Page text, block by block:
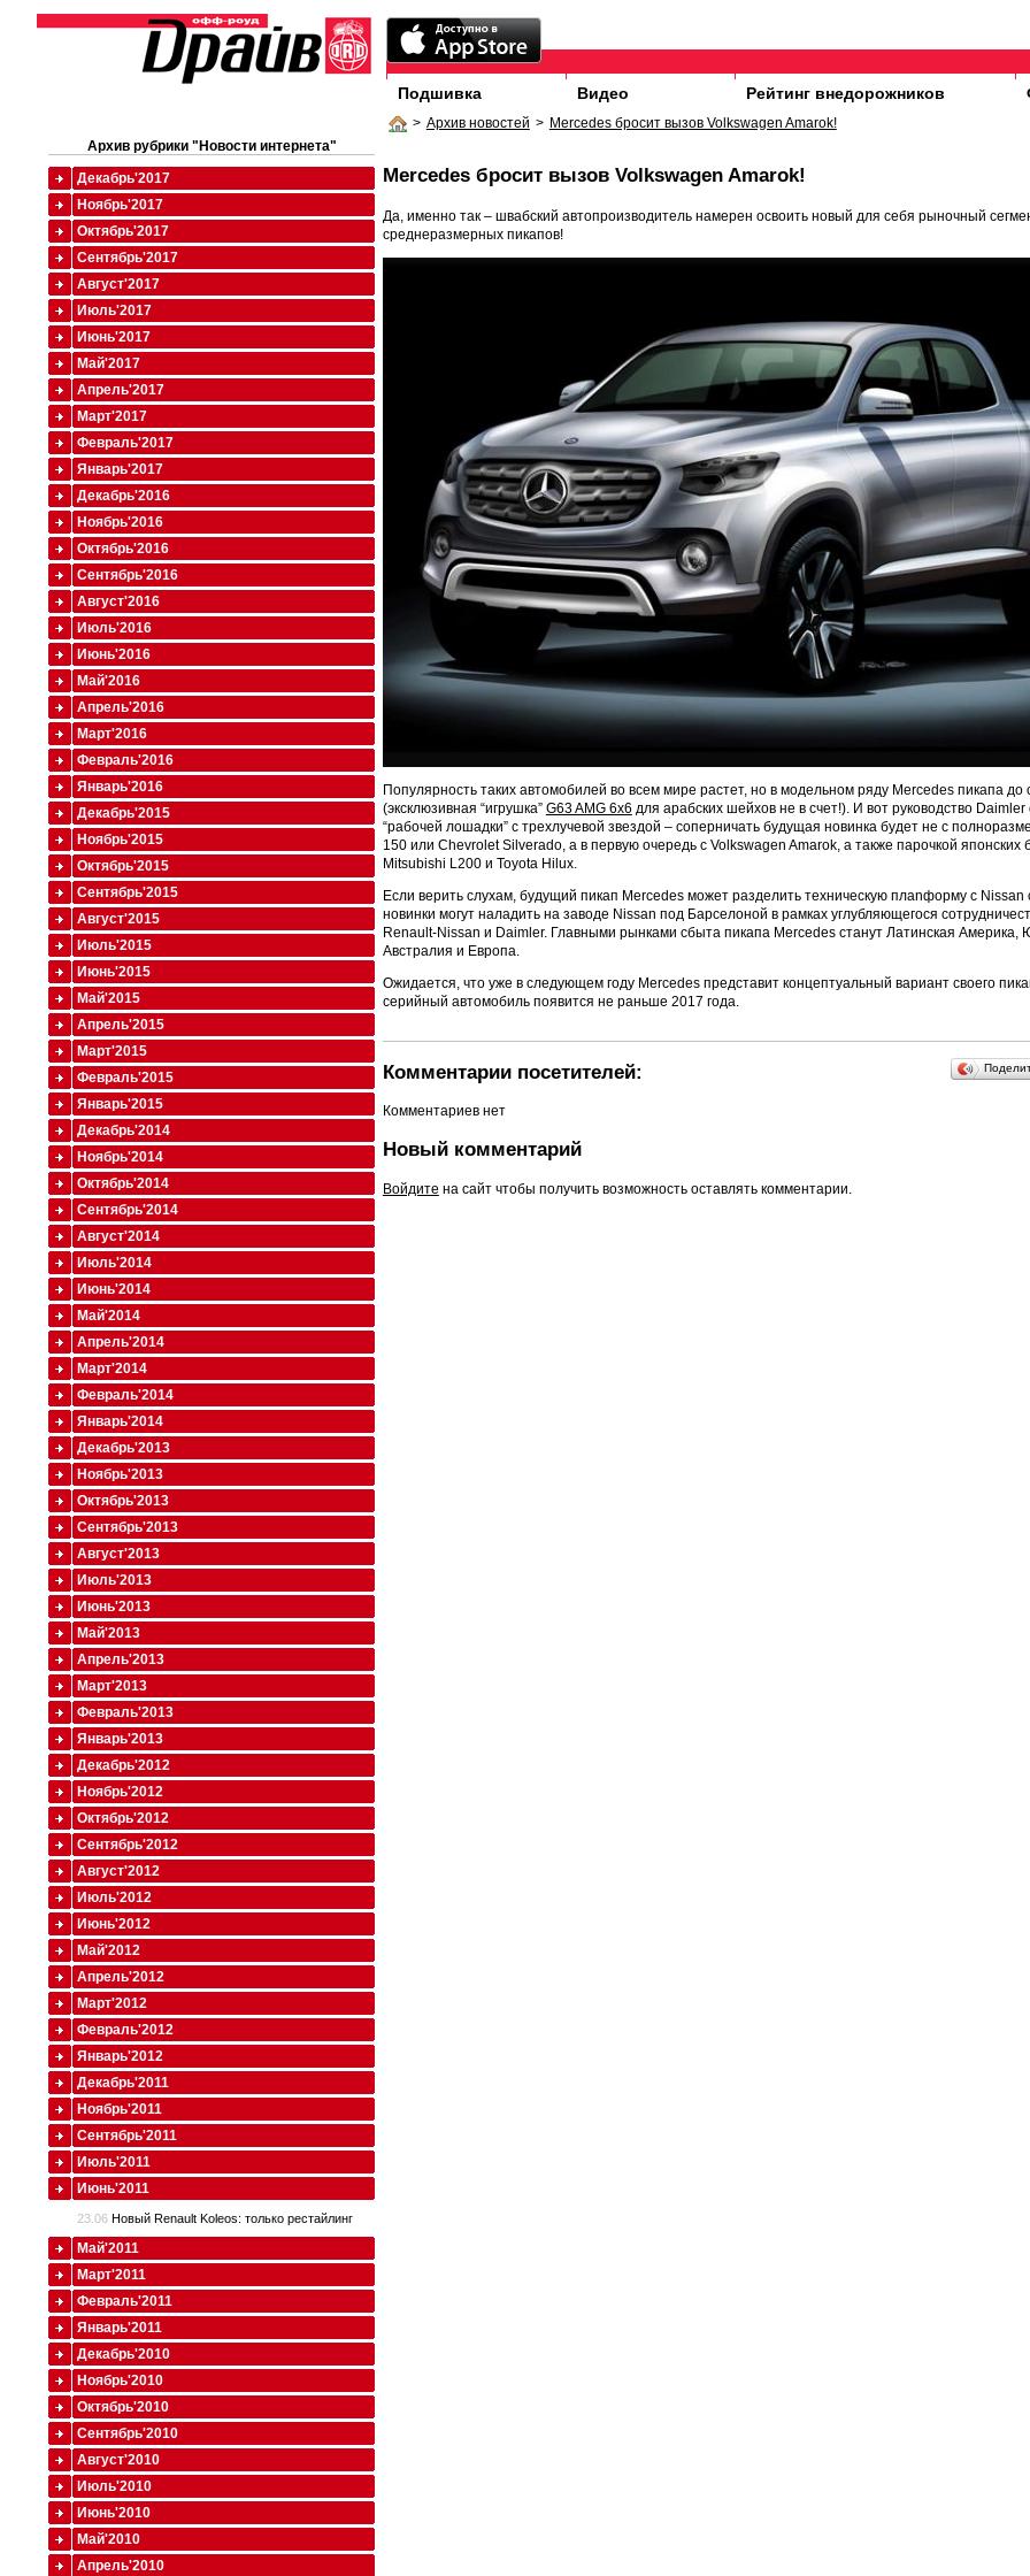
Подшивка Видео Рейтинг внедорожников
> Архив новостей > Mercedes бросит вызов Volkswagen Amarok!
Mercedes бросит вызов Volkswagen Amarok!
Да, именно так – швабский автопроизводитель намерен освоить новый для себя рыночный
среднеразмерных пикапов!
Популярность таких автомобилей во всем мире растет, но в модельном ряду Mercedes пикапа до
(эксклюзивная “игрушка” G63 AMG 6x6 для арабских шейхов не в счет!). И вот руководство
“рабочей лошадки” с трехлучевой звездой – соперничать будущая новинка будет не с
150 или Chevrolet Silverado, а в первую очередь с Volkswagen Amarok, а также парочкой японских
Mitsubishi L200 и Toyota Hilux.
Если верить слухам, будущий пикап Mercedes может разделить техническую плаnформу с Nissan
новинки могут наладить на заводе Nissan под Барселоной в рамках углубляющегося
Renault-Nissan и Daimler. Главными рынками сбыта пикапа Mercedes станут Латинская
Австралия и Европа.
Ожидается, что уже в следующем году Mercedes представит концептуальный вариант своего
серийный автомобиль появится не раньше 2017 года.
Комментарии посетителей:
Комментариев нет
Новый комментарий
Войдите на сайт чтобы получить возможность оставлять комментарии.
Архив рубрики "Новости интернета"
Декабрь'2017
Ноябрь'2017
Октябрь'2017
Сентябрь'2017
Август'2017
Июль'2017
Июнь'2017
Май'2017
Апрель'2017
Март'2017
Февраль'2017
Январь'2017
Декабрь'2016
Ноябрь'2016
Октябрь'2016
Сентябрь'2016
Август'2016
Июль'2016
Июнь'2016
Май'2016
Апрель'2016
Март'2016
Февраль'2016
Январь'2016
Декабрь'2015
Ноябрь'2015
Октябрь'2015
Сентябрь'2015
Август'2015
Июль'2015
Июнь'2015
Май'2015
Апрель'2015
Март'2015
Февраль'2015
Январь'2015
Декабрь'2014
Ноябрь'2014
Октябрь'2014
Сентябрь'2014
Август'2014
Июль'2014
Июнь'2014
Май'2014
Апрель'2014
Март'2014
Февраль'2014
Январь'2014
Декабрь'2013
Ноябрь'2013
Октябрь'2013
Сентябрь'2013
Август'2013
Июль'2013
Июнь'2013
Май'2013
Апрель'2013
Март'2013
Февраль'2013
Январь'2013
Декабрь'2012
Ноябрь'2012
Октябрь'2012
Сентябрь'2012
Август'2012
Июль'2012
Июнь'2012
Май'2012
Апрель'2012
Март'2012
Февраль'2012
Январь'2012
Декабрь'2011
Ноябрь'2011
Сентябрь'2011
Июль'2011
Июнь'2011
23.06 Новый Renault Koleos: только рестайлинг
Май'2011
Март'2011
Февраль'2011
Январь'2011
Декабрь'2010
Ноябрь'2010
Октябрь'2010
Сентябрь'2010
Август'2010
Июль'2010
Июнь'2010
Май'2010
Апрель'2010